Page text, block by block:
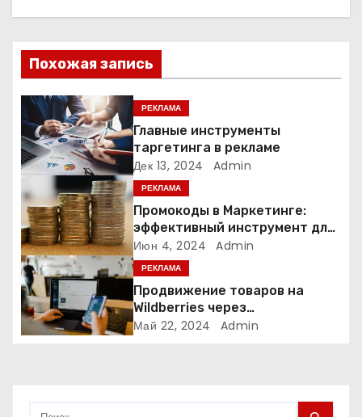
ц
и
я
п
о
з
а
п
и
с
Похожая запись
РЕКЛАМА
Главные инструменты
таргетинга в рекламе
Дек 13, 2024 Admin
РЕКЛАМА
Промокоды в Маркетинге:
эффективный инструмент для
увеличения продаж и
привлечения клиентов
Июн 4, 2024 Admin
РЕКЛАМА
Продвижение товаров на
Wildberries через
Яндекс.Директ в 2024 году:
Май 22, 2024 Admin